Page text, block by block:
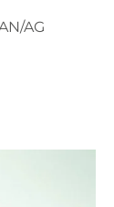
AG